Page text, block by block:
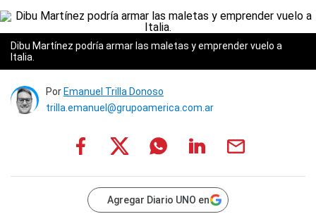
Dibu Martínez podría armar las maletas y emprender vuelo a
Italia.
Por Emanuel Trilla Donoso
trilla.emanuel@grupoamerica.com.ar
Agregar Diario UNO en